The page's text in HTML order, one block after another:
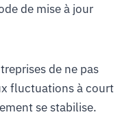
de mise à jour
de ne pas
fluctuations à court
se stabilise.